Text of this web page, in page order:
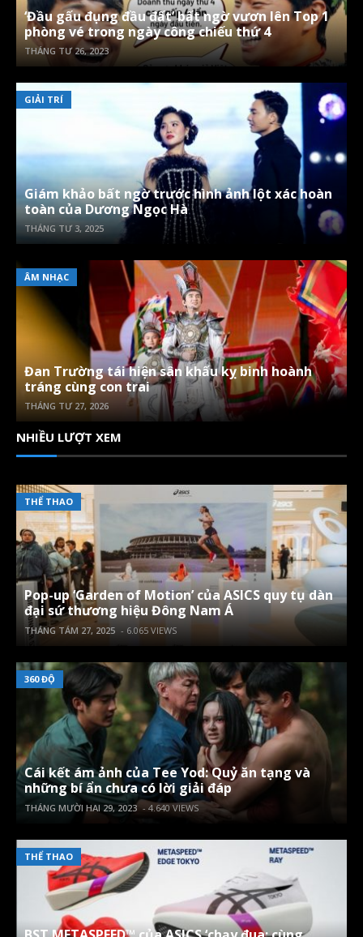
‘Đầu gấu đụng đầu đất’ bất ngờ vươn lên Top 1
phòng vé trong ngày công chiếu thứ 4
THÁNG TƯ 26, 2023
GIẢI TRÍ
Giám khảo bất ngờ trước hình ảnh lột xác hoàn
toàn của Dương Ngọc Hà
THÁNG TƯ 3, 2025
ÂM NHẠC
Đan Trường tái hiện sân khấu kỵ binh hoành
tráng cùng con trai
THÁNG TƯ 27, 2026
NHIỀU LƯỢT XEM
THỂ THAO
Pop-up ‘Garden of Motion’ của ASICS quy tụ dàn
đại sứ thương hiệu Đông Nam Á
THÁNG TÁM 27, 2025 - 6.065 VIEWS
360 ĐỘ
Cái kết ám ảnh của Tee Yod: Quỷ ăn tạng và
những bí ẩn chưa có lời giải đáp
THÁNG MƯỜI HAI 29, 2023 - 4.640 VIEWS
THỂ THAO